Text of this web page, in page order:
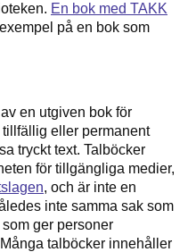
En bok med TAKK
på en bok som
en utgiven bok för
eller permanent
tryckt text. Talböcker
för tillgängliga medier,
, och är inte en
inte samma sak som
ger personer
talböcker innehåller